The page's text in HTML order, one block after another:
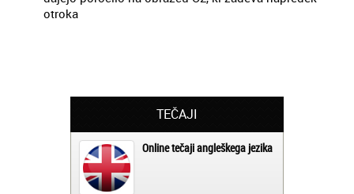
otroka
TEČAJI
Online tečaji angleškega jezika